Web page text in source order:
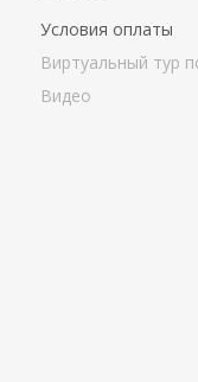
Условия оплаты
Виртуальный тур
Видео